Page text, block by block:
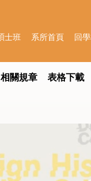
相關規章 表格下載
士班 系所首頁 回